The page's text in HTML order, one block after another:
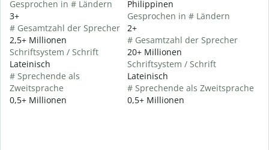
Gesprochen in # Ländern
3+
# Gesamtzahl der Sprecher
2,5+ Millionen
Schriftsystem / Schrift
Lateinisch
# Sprechende als
Zweitsprache
0,5+ Millionen
Philippinen
Gesprochen in # Ländern
2+
# Gesamtzahl der Sprecher
20+ Millionen
Schriftsystem / Schrift
Lateinisch
# Sprechende als Zweitsprache
0,5+ Millionen